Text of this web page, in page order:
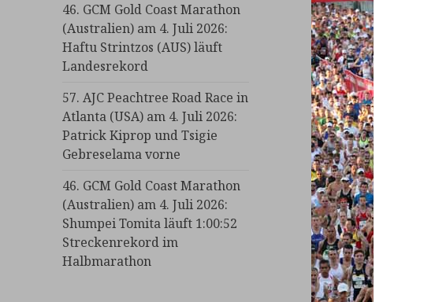
46. GCM Gold Coast Marathon
(Australien) am 4. Juli 2026:
Haftu Strintzos (AUS) läuft
Landesrekord
57. AJC Peachtree Road Race in
Atlanta (USA) am 4. Juli 2026:
Patrick Kiprop und Tsigie
Gebreselama vorne
46. GCM Gold Coast Marathon
(Australien) am 4. Juli 2026:
Shumpei Tomita läuft 1:00:52
Streckenrekord im
Halbmarathon